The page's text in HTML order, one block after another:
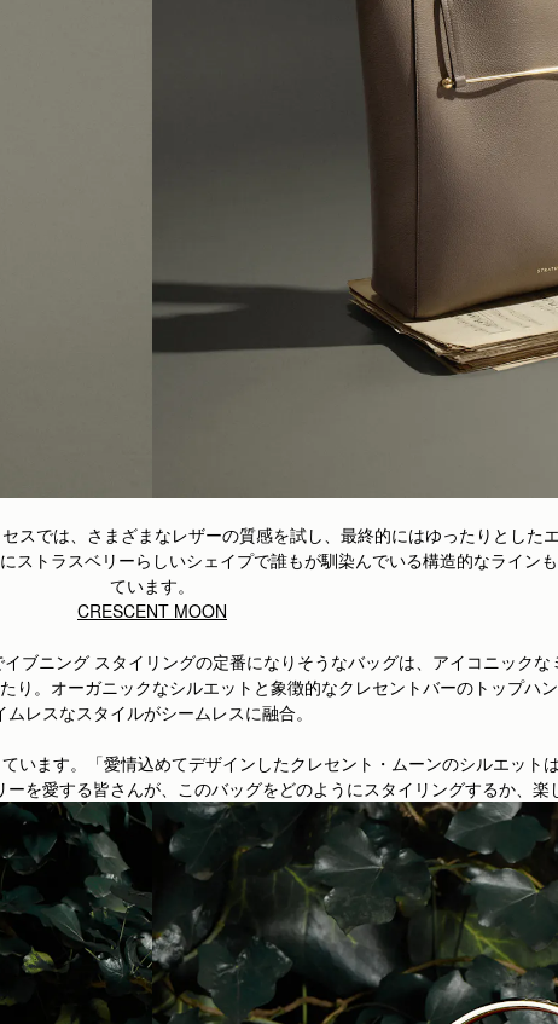
では、さまざまなレザーの質感を試し、最終的にはゆったりとした
トラスベリーらしいシェイプで誰もが馴染んでいる構造的なライン
ています。
CRESCENT MOON
ブニング スタイリングの定番になりそうなバッグは、アイコニック
。オーガニックなシルエットと象徴的なクレセントバーのトップハ
ムレスなスタイルがシームレスに融合。
ます。「愛情込めてデザインしたクレセント・ムーンのシルエット
を愛する皆さんが、このバッグをどのようにスタイリングするか、楽